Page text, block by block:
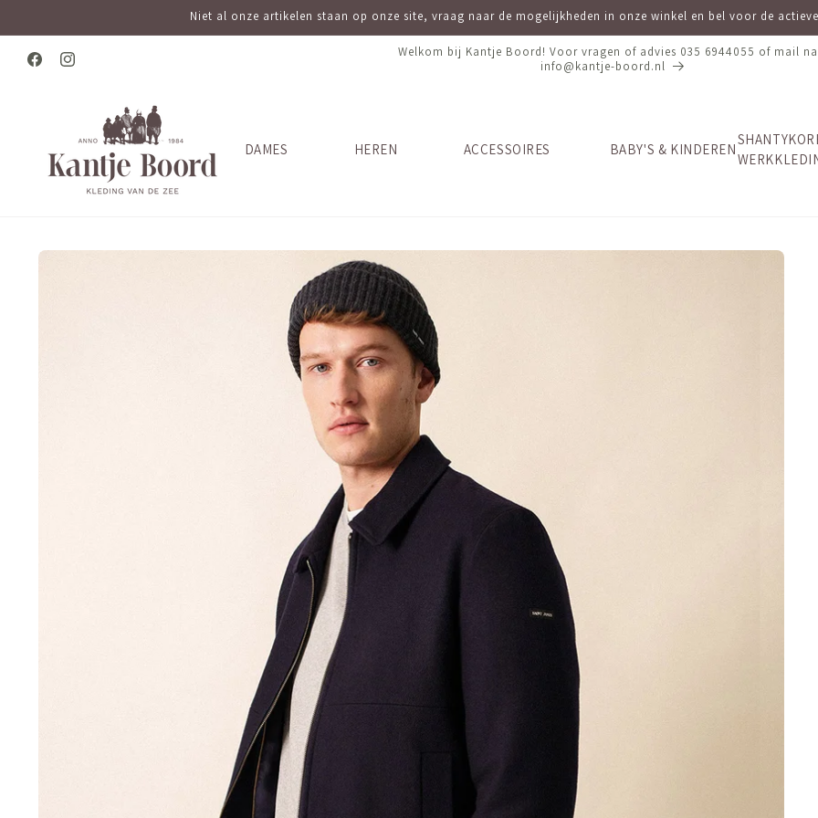
content
Niet al onze artikelen staan op onze site, vraag naar de mogelijkheden in onze winkel en bel voor de
FacebookInstagram
Welkom bij Kantje Boord! Voor vragen of advies 035 6944055 of mail
info@kantje-boord.nl
DAMES HEREN ACCESSOIRES BABY'S & KINDEREN